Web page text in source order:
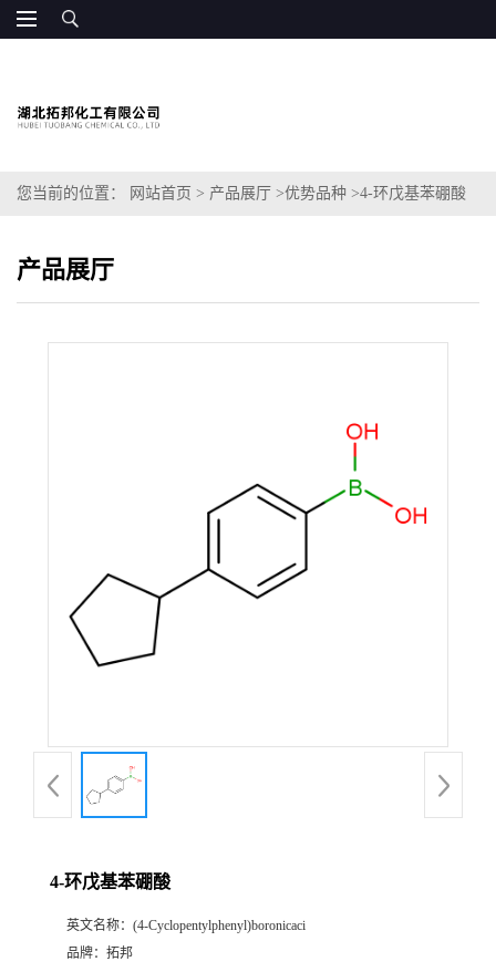
您当前的位置： 网站首页 > 产品展厅 >优势品种 >4-环戊基苯硼酸
产品展厅
4-环戊基苯硼酸
英文名称： (4-Cyclopentylphenyl)boronicaci
品牌： 拓邦